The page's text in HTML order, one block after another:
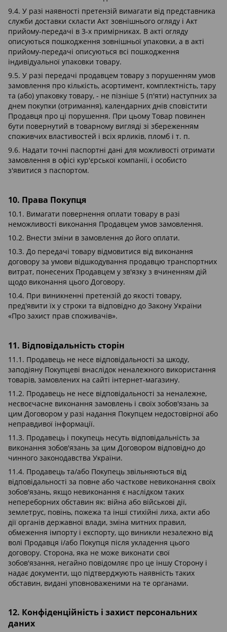
9.4. У разі наявності претензій вимагати від представника
служби доставки скласти Акт зовнішнього огляду і Акт
прийому-передачі в 3-х примірниках. В акті огляду
описуються пошкодження зовнішньої упаковки, а в акті
прийому-передачі описуються всі пошкодження
індивідуальної упаковки товару.
9.5. У разі передачі продавцем товару з порушенням умов
замовлення про кількість, асортимент, комплектність, тару
та (або) упаковку товару, - не пізніше 5 (п'яти) наступних за
днем покупки (отримання), календарних днів сповістити
Продавця про ці порушення. При цьому Товар повинен
бути повернутий в товарному вигляді зі збереженням
споживчих властивостей і всіх ярликів, пломб і т. п.
9.6. Надати точні паспортні дані для можливості отримати
замовлення в офісі кур'єрської компанії, і особисто
з'явитися з паспортом.
10. Права Покупця
10.1. Вимагати повернення оплати товару в разі
неможливості виконання Продавцем умов замовлення.
10.2. Внести зміни в замовлення до його оплати.
10.3. До передачі товару відмовитися від виконання
договору за умови відшкодування продавцю транспортних
витрат, понесених Продавцем у зв'язку з вчиненням дій
щодо виконання цього Договору.
10.4. При виникненні претензій до якості товару,
пред'явити їх у строки та відповідно до Закону України
«Про захист прав споживачів».
11. Відповідальність сторін
11.1. Продавець не несе відповідальності за шкоду,
заподіяну Покупцеві внаслідок неналежного використання
товарів, замовлених на сайті інтернет-магазину.
11.2. Продавець не несе відповідальності за неналежне,
несвоєчасне виконання замовлень і своїх зобов'язань за
цим Договором у разі надання Покупцем недостовірної або
неправдивої інформації.
11.3. Продавець і покупець несуть відповідальність за
виконання зобов'язань за цим Договором відповідно до
чинного законодавства України.
11.4. Продавець та/або Покупець звільняються від
відповідальності за повне або часткове невиконання своїх
зобов'язань, якщо невиконання є наслідком таких
непереборних обставин як: війна або військові дії,
землетрус, повінь, пожежа та інші стихійні лиха, акти або
дії органів державної влади, зміна митних правил,
обмеження імпорту і експорту, що виникли незалежно від
волі Продавця і/або Покупця після укладення цього
договору. Сторона, яка не може виконати свої
зобов'язання, негайно повідомляє про це іншу Сторону і
надає документи, що підтверджують наявність таких
обставин, видані уповноваженими на те органами.
12. Конфіденційність і захист персональних
даних